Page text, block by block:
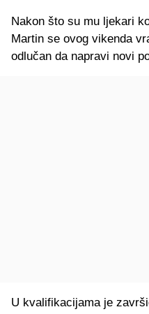
Nakon što su mu ljekari
Martin se ovog vikenda
odlučan da napravi novi
U kvalifikacijama je